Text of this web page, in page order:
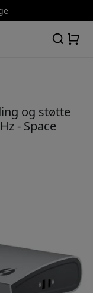
og støtte
- Space